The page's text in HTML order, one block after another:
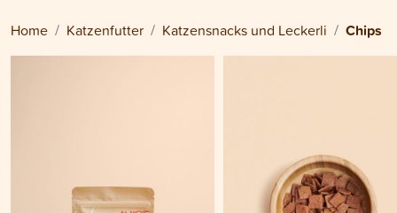
Home Katzenfutter Katzensnacks und Leckerli Chips